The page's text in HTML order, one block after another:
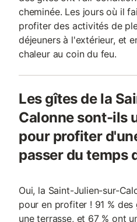
cheminée. Les jours où il
profiter des activités de
déjeuners à l'extérieur, et
chaleur au coin du feu.
Les gîtes de la
Calonne sont-ils
pour profiter
passer du temps
Oui, la Saint-Julien-sur-
pour en profiter ! 91 %
une terrasse, et 67 % ont